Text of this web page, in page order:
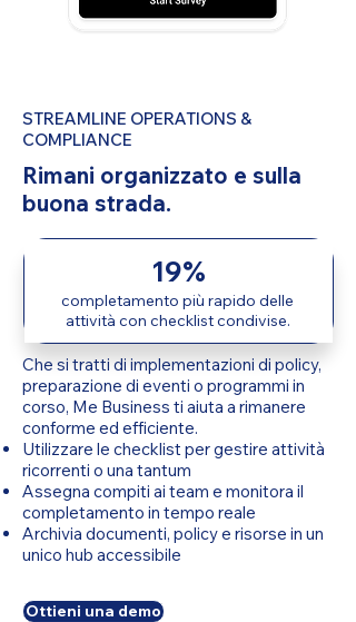
STREAMLINE OPERATIONS &
COMPLIANCE
Rimani organizzato e sulla
buona strada.
19%
completamento più rapido delle
attività con checklist condivise.
Che si tratti di implementazioni di policy,
preparazione di eventi o programmi in
corso, Me Business ti aiuta a rimanere
conforme ed efficiente.
Utilizzare le checklist per gestire attività
ricorrenti o una tantum
Assegna compiti ai team e monitora il
completamento in tempo reale
Archivia documenti, policy e risorse in un
unico hub accessibile
Ottieni una demo